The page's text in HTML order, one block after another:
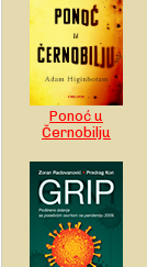
Ponoć u
Černobilju